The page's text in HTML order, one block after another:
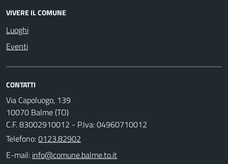
VIVERE IL COMUNE
Luoghi
Eventi
CONTATTI
Via Capoluogo, 139
10070 Balme (TO)
C.F. 83002910012 - P.Iva: 04960710012
Telefono:0123.82902
E-mail: